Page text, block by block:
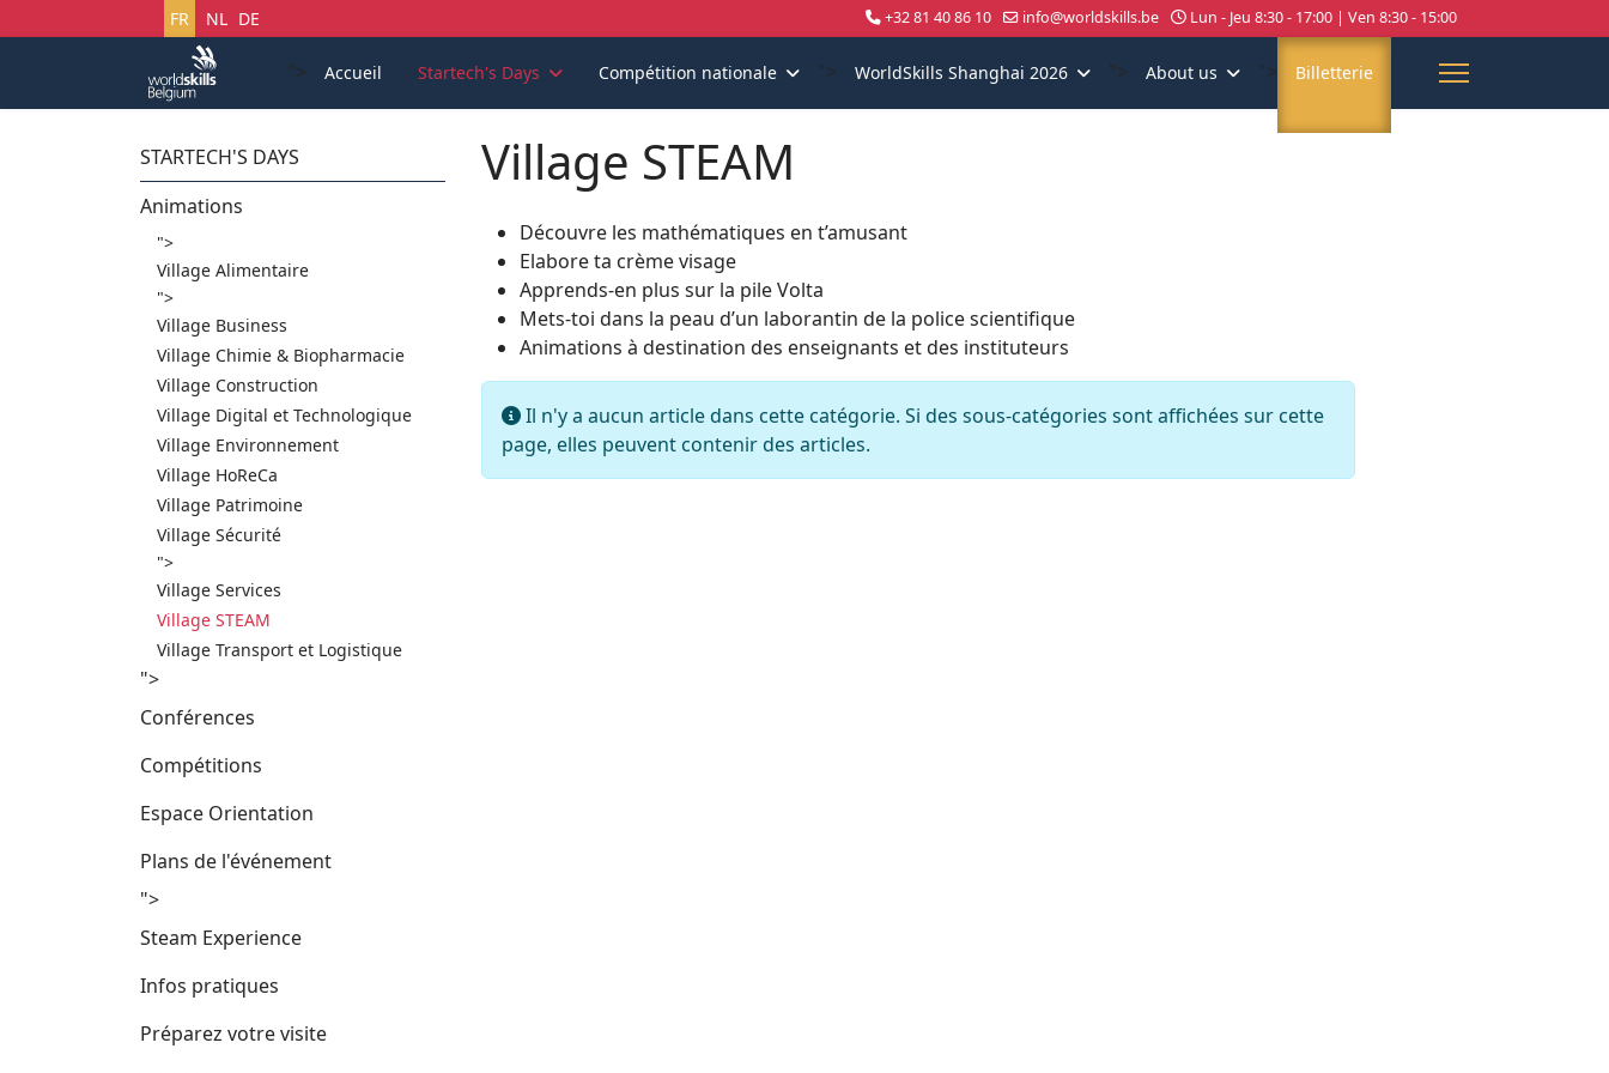
Sélectionnez votre langue
FR NL DE +32 81 40 86 10 info@worldskills.be Lun - Jeu 8:30 - 17:00 | Ven 8:30 - 15:00
"> Accueil Startech's Days Compétition nationale "> WorldSkills Shanghai 2026 "> About us "> Billetterie
STARTECH'S DAYS
Animations
">
Village Alimentaire
">
Village Business
Village Chimie & Biopharmacie
Village Construction
Village Digital et Technologique
Village Environnement
Village HoReCa
Village Patrimoine
Village Sécurité
">
Village Services
Village STEAM
Village Transport et Logistique
">
Conférences
Compétitions
Espace Orientation
Plans de l'événement
">
Steam Experience
Infos pratiques
Préparez votre visite
Village STEAM
Découvre les mathématiques en t’amusant
Elabore ta crème visage
Apprends-en plus sur la pile Volta
Mets-toi dans la peau d’un laborantin de la police scientifique
Animations à destination des enseignants et des instituteurs
Info
Il n'y a aucun article dans cette catégorie. Si des sous-catégories sont affichées sur cette
page, elles peuvent contenir des articles.